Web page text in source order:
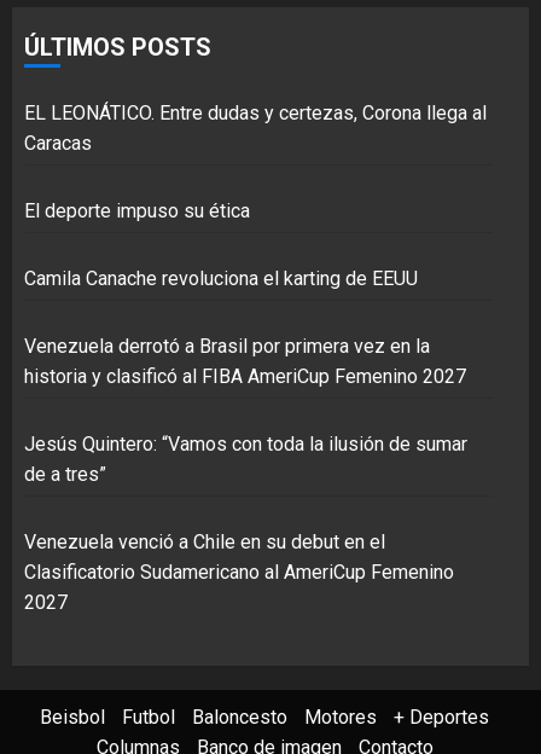
ÚLTIMOS POSTS
EL LEONÁTICO. Entre dudas y certezas, Corona llega al
Caracas
El deporte impuso su ética
Camila Canache revoluciona el karting de EEUU
Venezuela derrotó a Brasil por primera vez en la
historia y clasificó al FIBA AmeriCup Femenino 2027
Jesús Quintero: “Vamos con toda la ilusión de sumar
de a tres”
Venezuela venció a Chile en su debut en el
Clasificatorio Sudamericano al AmeriCup Femenino
2027
Beisbol Futbol Baloncesto Motores
+ Deportes
Columnas
Banco de imagen Contacto